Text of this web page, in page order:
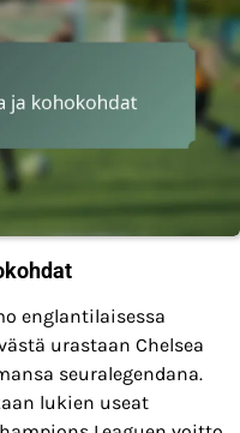
englantilaisessa
urastaan Chelsea
seuralegendana.
lukien useat